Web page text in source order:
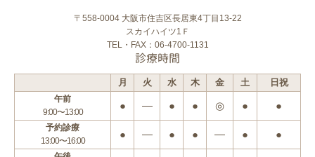
〒558-0004 大阪市住吉区長居東4丁目13-22
スカイハイツ1Ｆ
TEL・FAX：06-4700-1131
診療時間
月 火 水 木 金 土 日祝
午前
9:00〜13:00
● ― ● ● ◎ ● ●
予約診療
13:00〜16:00
● ― ● ● ― ● ●